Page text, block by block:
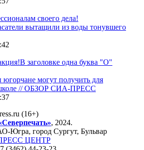
своего дела!
вытащили из воды тонувшего
заголовке одна буква "О"
могут получить для
// ОБЗОР СИА-ПРЕСС
(16+)
, 2024.
Югра, город Сургут, Бульвар
ЦЕНТР